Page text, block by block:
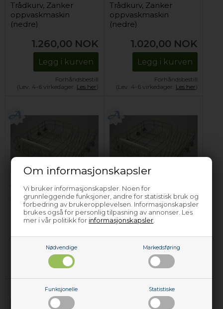
Om informasjonskapsler
Vi bruker informasjonskapsler. Noen for
grunnleggende funksjoner, andre for statistisk bruk og
forbedring av brukeropplevelsen. Informasjonskapsler
brukes også for personlig tilpasning av annonser. Les
mer i vår politikk for informasjonskapsler
Nødvendige Markedsføring
Funksjonelle Statistiske
Trådkurv, Zanker
oppvaskmaskin
(nedre)
1.260,00 NOK
Legg i kurven
Forhåndsbestill
(Lev. 4-6 virkedager. Les her)
Trådkurv, Zanker
oppvaskmaskin
(nedre)
1.020,00 NOK
Legg i kurven
Forhåndsbestill
(Lev. 4-6 virkedager. Les her)
Trådkurv, Zanker
oppvaskmaskin
(nedre)
1.260,00 NOK
Legg i kurven
Forhåndsbestill
(Lev. 4-6 virkedager.
Trådkurv, Zanker
oppvaskmaskin
(nedre)
1.020,00
Legg i kurven
Forhåndsbestill
(Lev. 4-6 virkedager.